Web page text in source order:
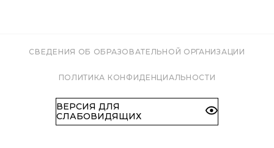
СВЕДЕНИЯ ОБ ОБРАЗОВАТЕЛЬНОЙ ОРГАНИЗАЦИИ
ПОЛИТИКА КОНФИДЕНЦИАЛЬНОСТИ
ВЕРСИЯ ДЛЯ
СЛАБОВИДЯЩИХ